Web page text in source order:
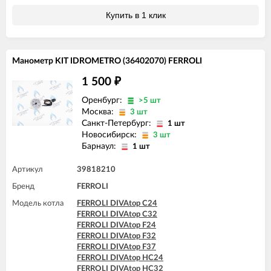
FERROLI BLUEHELIX TECH 25A-E
FERROLI BLUEHELIX TECH 35C
FERROLI DIVA C13
FERROLI DIVA C16
FERROLI DIVA C20
FERROLI DIVA C24
FERROLI DIVA C28
FERROLI DIVA C32
FERROLI DIVA F13
FERROLI DIVA F16
FERROLI DIVA F24
FERROLI DIVA F28
FERROLI DIVA F37
FERROLI DIVA HC24
FERROLI DIVA HF24
FERROLI DIVA HF32
FERROLI DIVAproject F24
FERROLI DIVAtech C24 D
Купить в 1 клик
Манометр KIT IDROMETRO (36402070) FERROLI
1 500 ₽
Оренбург: >5 шт
Москва: 3 шт
Санкт-Петербург: 1 шт
Новосибирск: 3 шт
Барнаул: 1 шт
Артикул 39818210
Бренд FERROLI
Модель котла
FERROLI DIVAtop C24
FERROLI DIVAtop C32
FERROLI DIVAtop F24
FERROLI DIVAtop F32
FERROLI DIVAtop F37
FERROLI DIVAtop HC24
FERROLI DIVAtop HC32